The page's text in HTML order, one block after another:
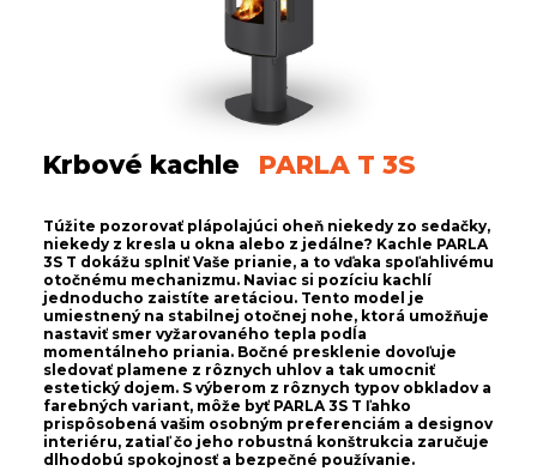
Krbové kachle PARLA T 3S
Túžite pozorovať plápolajúci oheň niekedy zo sedačky,
niekedy z kresla u okna alebo z jedálne? Kachle PARLA
3S T dokážu splniť Vaše prianie, a to vďaka spoľahlivému
otočnému mechanizmu. Naviac si pozíciu kachlí
jednoducho zaistíte aretáciou. Tento model je
umiestnený na stabilnej otočnej nohe, ktorá umožňuje
nastaviť smer vyžarovaného tepla podĺa
momentálneho priania. Bočné presklenie dovoľuje
sledovať plamene z rôznych uhlov a tak umocniť
estetický dojem. S výberom z rôznych typov obkladov a
farebných variant, môže byť PARLA 3S T ľahko
prispôsobená vašim osobným preferenciám a designov
interiéru, zatiaľ čo jeho robustná konštrukcia zaručuje
dlhodobú spokojnosť a bezpečné používanie.